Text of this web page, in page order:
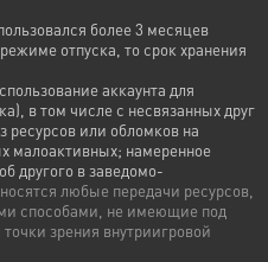
более 3 месяцев
отпуска, то срок хранения
аккаунта для
в том числе с несвязанных друг
ресурсов или обломков на
малоактивных; намеренное
другого в заведомо-
любые передачи ресурсов,
способами, не имеющие под
зрения внутриигровой